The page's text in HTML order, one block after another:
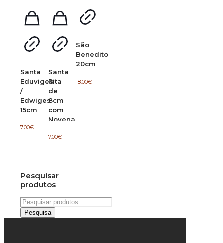
Santa
Eduviges
/
Edwiges
15cm
7.00€
Santa
Rita
de
8cm
com
Novena
7.00€
São
Benedito
20cm
18.00€
Pesquisar
produtos
Pesquisar
por:
Pesquisa